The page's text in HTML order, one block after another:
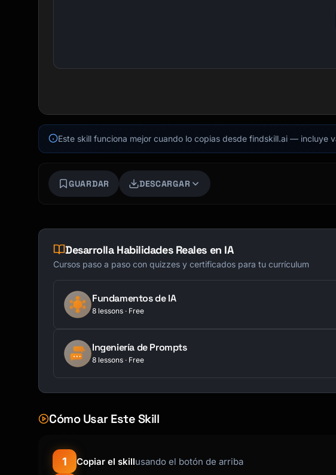
Este skill funciona mejor cuando lo copias desde findskill.ai —
GUARDAR DESCARGAR
Desarrolla Habilidades Reales en IA
Cursos paso a paso con quizzes y certificados para tu currículum
Fundamentos de IA
8 lessons · Free
Ingeniería de Prompts
8 lessons · Free
Cómo Usar Este Skill
1 Copiar el skillusando el botón de arriba